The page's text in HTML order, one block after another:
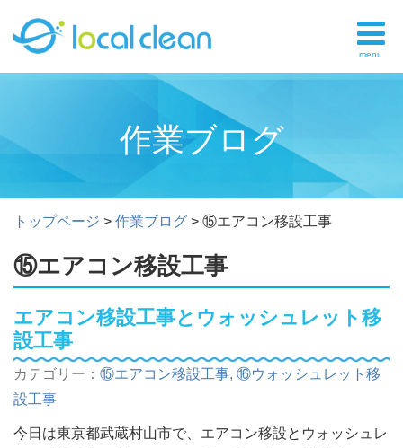
menu
作業ブログ
トップページ > 作業ブログ > ⑮エアコン移設工事
⑮エアコン移設工事
エアコン移設工事とウォッシュレット移
設工事
カテゴリー： ⑮エアコン移設工事, ⑯ウォッシュレット移
設工事
今日は東京都武蔵村山市で、エアコン移設とウォッシュレ